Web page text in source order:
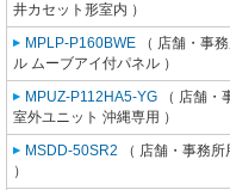
井カセット形室内 ）
MPLP-P160BWE （ 店舗・事
ル ムーブアイ付パネル ）
MPUZ-P112HA5-YG （ 店舗・
室外ユニット 沖縄専用 ）
MSDD-50SR2 （ 店舗・事務
）